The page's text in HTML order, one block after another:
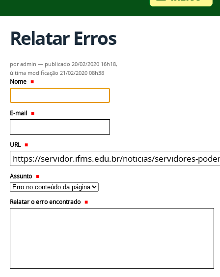
Relatar Erros
poradmin — publicado 20/02/2020 16h18,
última modificação 21/02/2020 08h38
Nome
E-mail
URL
Assunto
Relatar o erro encontrado